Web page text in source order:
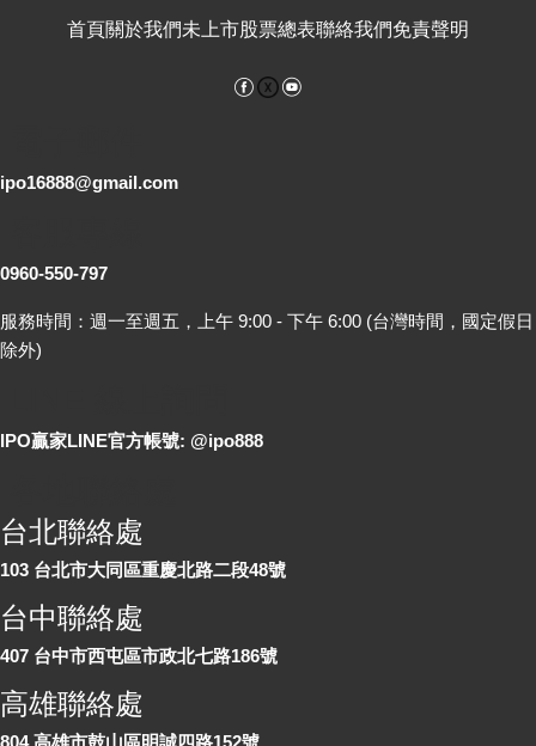
首頁關於我們未上市股票總表聯絡我們免責聲明
Facebook
ipo16888@gmail.com
0960-550-797
服務時間：週一至週五，上午 9:00 - 下午 6:00 (台灣時間，國定假日
除外)
IPO贏家LINE官方帳號: @ipo888
台北聯絡處
103 台北市大同區重慶北路二段48號
台中聯絡處
407 台中市西屯區市政北七路186號
高雄聯絡處